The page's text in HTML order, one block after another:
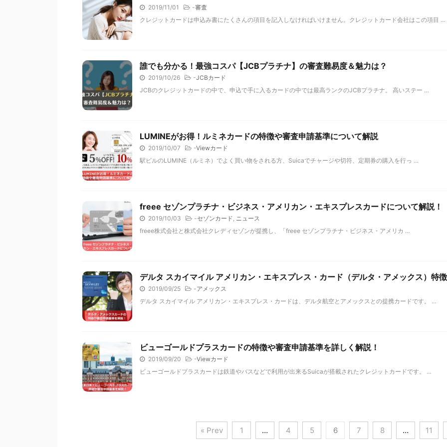
2019/11/01 -審査
クレジットカードは申込み書にたくさんの項目を記入しなければいけません。クレジットカード会社はこの項目 …
誰でも分かる！最強コスパ【JCBプラチナ】の審査難易度＆魅力は？
2019/10/26 -JCBカード
JCBのクレジットカードの中で、申込で手に入るカードの中では最高ランクのJCBプラチナ。 高いステー …
LUMINEがお得！ルミネカードの特徴や審査申請基準について解説
2019/10/07 -Viewカード
駅ビルのLUMINE（ルミネ）でよく買い物をされる方、Suicaでチャージや切符、定期券の購入を行っ …
freee セゾンプラチナ・ビジネス・アメリカン・エキスプレスカードについて解説
2019/10/03 -セゾンカード, ニュース
freee株式会社と株式会社クレディセゾンが提携し、「freee セゾンプラチナ・ビジネス・アメリカ …
デルタ スカイマイル アメリカン・エキスプレス・カード（デルタ・アメックス）特
2019/09/25 -アメックス
デルタ スカイマイル アメリカン・エキスプレス・カードは、デルタ航空とアメックスとの提携カードです。 …
ビューゴールドプラスカードの特徴や審査申請基準を詳しく解説！
2019/09/20 -Viewカード
ビューゴールドプラスカードは鉄道やバスなどで利用が出来るSuicaが搭載されたクレジットカードです。 …
« Prev 1 … 4 5 6 7 8 … 11